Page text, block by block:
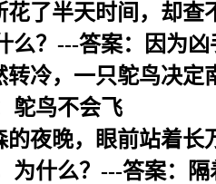
花了半天时间，却
么？---答案：因为凶
转冷，一只鸵鸟决
鸵鸟不会飞
的夜晚，眼前站着
为什么？---答案：隔